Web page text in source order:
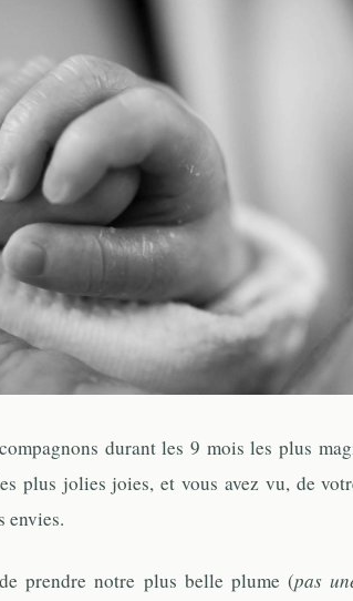
durant les 9 mois les plus
plus jolies joies, et vous avez vu, de
envies.
prendre notre plus belle plume (pas